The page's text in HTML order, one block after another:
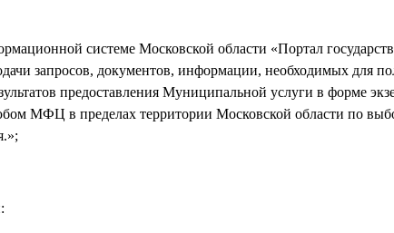
системе Московской области «Портал
запросов, документов, информации, необходимых для
предоставления Муниципальной услуги в форме
МФЦ в пределах территории Московской области по